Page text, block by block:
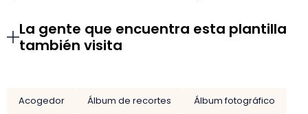
La gente que encuentra esta plantilla
también visita
Acogedor Álbum de recortes
Álbum fotográfico